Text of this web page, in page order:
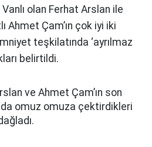
olan Ferhat Arslan ile
Ahmet Çam’ın çok iyi iki
teşkilatında ‘ayrılmaz
belirtildi.
ve Ahmet Çam’ın son
omuz omuza çektirdikleri